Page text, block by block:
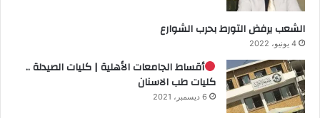
الشعب يرفض التورط بحرب الشوارع
4 يونيو، 2022
أقساط الجامعات الأهلية | كليات الصيدلة ..
كليات طب الاسنان
6 ديسمبر، 2021